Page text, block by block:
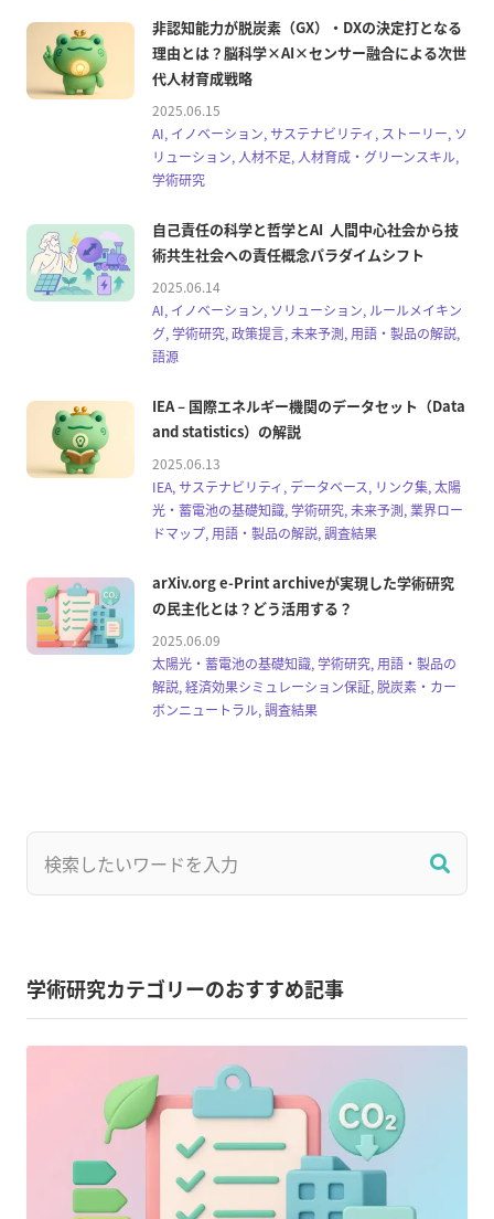
非認知能力が脱炭素（GX）・DXの決定打となる
理由とは？脳科学×AI×センサー融合による次世
代人材育成戦略
2025.06.15
AI, イノベーション, サステナビリティ, ストーリー, ソ
リューション, 人材不足, 人材育成・グリーンスキル,
学術研究
自己責任の科学と哲学とAI 人間中心社会から技
術共生社会への責任概念パラダイムシフト
2025.06.14
AI, イノベーション, ソリューション, ルールメイキン
グ, 学術研究, 政策提言, 未来予測, 用語・製品の解説,
語源
IEA – 国際エネルギー機関のデータセット（Data
and statistics）の解説
2025.06.13
IEA, サステナビリティ, データベース, リンク集, 太陽
光・蓄電池の基礎知識, 学術研究, 未来予測, 業界ロー
ドマップ, 用語・製品の解説, 調査結果
arXiv.org e-Print archiveが実現した学術研究
の民主化とは？どう活用する？
2025.06.09
太陽光・蓄電池の基礎知識, 学術研究, 用語・製品の
解説, 経済効果シミュレーション保証, 脱炭素・カー
ボンニュートラル, 調査結果
学術研究カテゴリーのおすすめ記事